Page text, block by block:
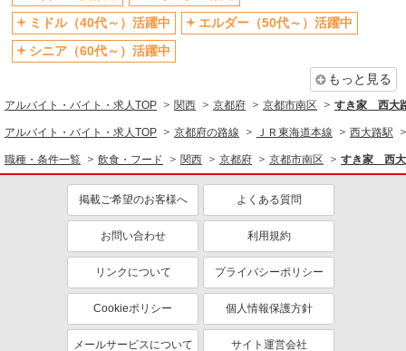
時給1180円 22:00〜翌5:00：時給1475円 高校
生：時給1122円
京都府京都市南区吉祥院池田町47-2
キープ 詳細を見る
定食屋 宮本むなし JR西大路駅前店
ホール・キッチンスタッフ
時給1130円〜 ※研修30時間有（同時給）
・JR西大路駅前店 （京都府京都市南区唐橋西
キープ 詳細を見る
アルバイト パート
なか卯 京都八条口店
同じ特徴から求人を探す
未経験歓迎
短時間勤務（1日4h以内）OK
深夜
扶養内勤務OK
交通費支給
社会保険あり
まかない・食事補助
社員登用あり
ミドル（40代～）活躍中
エルダー（50代～）活躍中
シニア（60代～）活躍中
もっと見る
アルバイト・バイト・求人TOP 関西 京都府 京都市南区 すき家 西大
アルバイト・バイト・求人TOP 京都府の路線 ＪＲ東海道本線 西大路駅
職種・条件一覧 飲食・フード 関西 京都府 京都市南区 すき家 西大
掲載ご希望のお客様へ よくある質問
お問い合わせ 利用規約
リンクについて プライバシーポリシー
Cookieポリシー 個人情報保護方針
メールサービスについて サイト運営会社